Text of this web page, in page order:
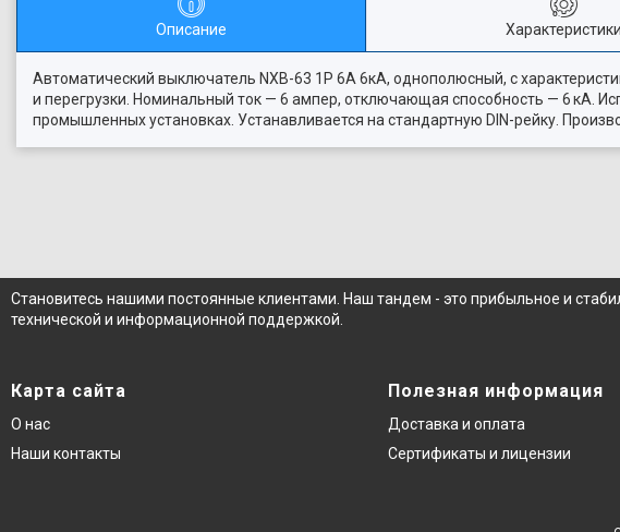
Описание Характеристики
Автоматический выключатель NXB-63 1P 6A 6кА, однополюсный, с
и перегрузки. Номинальный ток — 6 ампер, отключающая способность — 6 кА.
промышленных установках. Устанавливается на стандартную DIN-рейку.
Становитесь нашими постоянные клиентами. Наш тандем - это прибыльное и
технической и информационной поддержкой.
Карта сайта
О нас
Наши контакты
Полезная информация
Доставка и оплата
Сертификаты и лицензии